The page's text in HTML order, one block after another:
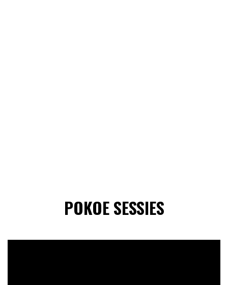
POKOE SESSIES